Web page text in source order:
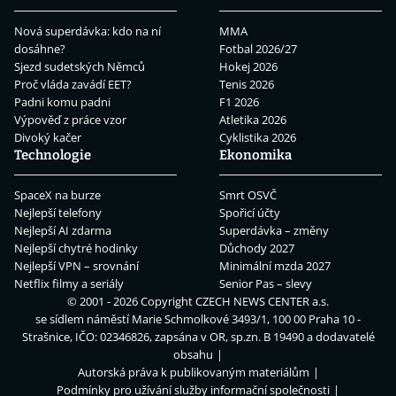
Nová superdávka: kdo na ní
dosáhne?
Sjezd sudetských Němců
Proč vláda zavádí EET?
Padni komu padni
Výpověď z práce vzor
Divoký kačer
MMA
Fotbal 2026/27
Hokej 2026
Tenis 2026
F1 2026
Atletika 2026
Cyklistika 2026
Technologie
SpaceX na burze
Nejlepší telefony
Nejlepší AI zdarma
Nejlepší chytré hodinky
Nejlepší VPN – srovnání
Netflix filmy a seriály
Ekonomika
Smrt OSVČ
Spořicí účty
Superdávka – změny
Důchody 2027
Minimální mzda 2027
Senior Pas – slevy
© 2001 - 2026 CopyrightCZECH NEWS CENTER a.s.
se sídlem náměstí Marie Schmolkové 3493/1, 100 00 Praha 10 -
Strašnice, IČO: 02346826, zapsána v OR, sp.zn. B 19490 a dodavatelé
obsahu
Autorská práva k publikovaným materiálům
Podmínky pro užívání služby informační společnosti